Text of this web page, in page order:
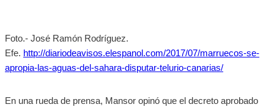
Foto.- José Ramón Rodríguez.
Efe. http://diariodeavisos.elespanol.com/2017/07/marruecos-se-
apropia-las-aguas-del-sahara-disputar-telurio-canarias/
En una rueda de prensa, Mansor opinó que el decreto aprobado